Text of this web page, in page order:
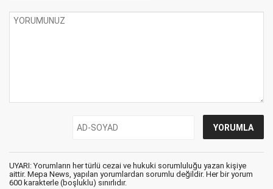
UYARI: Yorumların her türlü cezai ve hukuki sorumluluğu yazan kişiye
aittir. Mepa News, yapılan yorumlardan sorumlu değildir. Her bir yorum
600 karakterle (boşluklu) sınırlıdır.